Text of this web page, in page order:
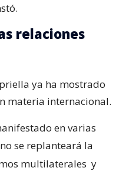
relaciones
ya ha mostrado
materia internacional.
en varias
se replanteará la
multilaterales y